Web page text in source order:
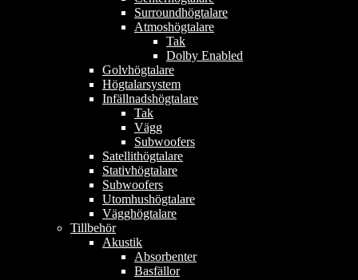
Surroundhögtalare
Atmoshögtalare
Tak
Dolby Enabled
Golvhögtalare
Högtalarsystem
Infällnadshögtalare
Tak
Vägg
Subwoofers
Satellithögtalare
Stativhögtalare
Subwoofers
Utomhushögtalare
Vägghögtalare
Tillbehör
Akustik
Absorbenter
Basfällor